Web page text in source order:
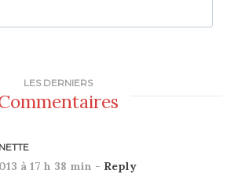
LES DERNIERS
à 17 h 38 min - Reply